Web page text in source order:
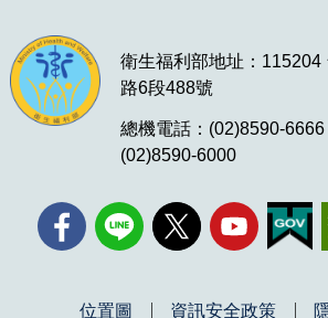
衛生福利部地址：115204
路6段488號
總機電話：(02)8590-6666
(02)8590-6000
位置圖 資訊安全政策